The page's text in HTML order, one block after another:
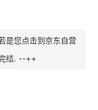
是您点击到京东自营
结. --++